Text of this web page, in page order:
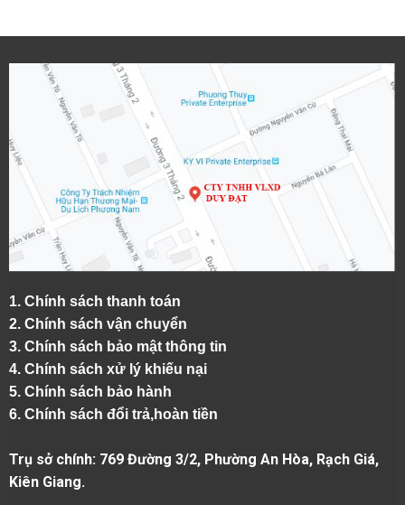
1. Chính sách thanh toán
2. Chính sách vận chuyển
3. Chính sách bảo mật thông tin
4. Chính sách xử lý khiếu nại
5. Chính sách bảo hành
6. Chính sách đổi trả,hoàn tiền
Trụ sở chính: 769 Đường 3/2, Phường An Hòa, Rạch Giá,
Kiên Giang.